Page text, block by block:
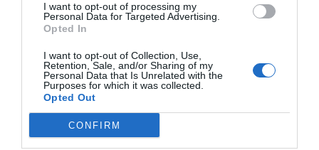
I want to opt-out of processing my
Personal Data for Targeted Advertising.
Opted In
I want to opt-out of Collection, Use,
Retention, Sale, and/or Sharing of my
Personal Data that Is Unrelated with the
Purposes for which it was collected.
Opted Out
CONFIRM